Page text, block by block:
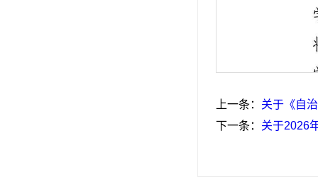
上一条： 关于《自
下一条： 关于2026